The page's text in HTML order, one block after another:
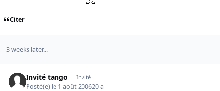
Citer
3 weeks later...
Invité tango Invité
Posté(e) le 1 août 200620 a